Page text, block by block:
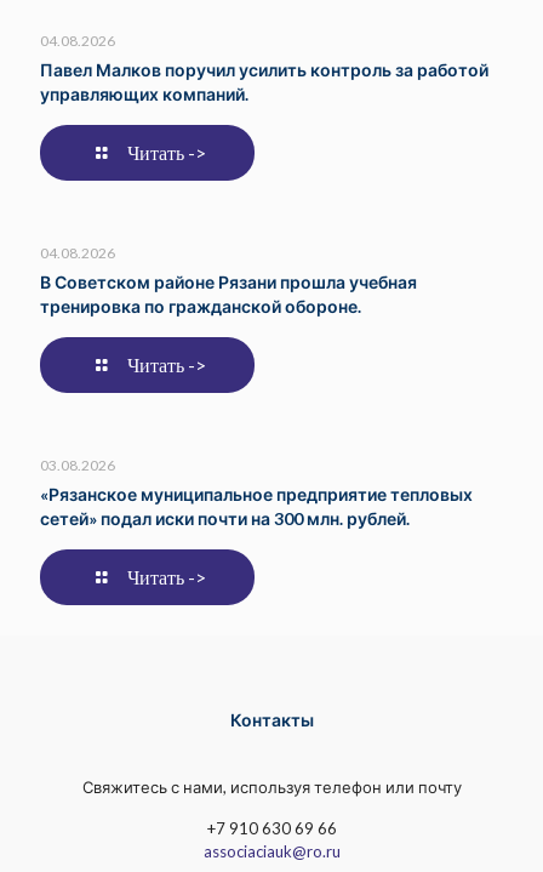
04.08.2026
Павел Малков поручил усилить контроль за работой
управляющих компаний.
Читать ->
04.08.2026
В Советском районе Рязани прошла учебная
тренировка по гражданской обороне.
Читать ->
03.08.2026
«Рязанское муниципальное предприятие тепловых
сетей» подал иски почти на 300 млн. рублей.
Читать ->
Контакты
Свяжитесь с нами, используя телефон или почту
+7 910 630 69 66
associaciauk@ro.ru